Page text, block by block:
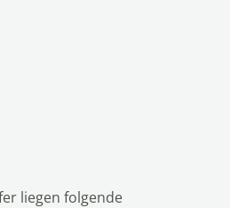
liegen folgende